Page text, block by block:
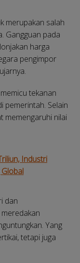
merupakan salah
Gangguan pada
harga
pengimpor
tekanan
pemerintah. Selain
memengaruhi nilai
Industri
dan
Yang
tetapi juga